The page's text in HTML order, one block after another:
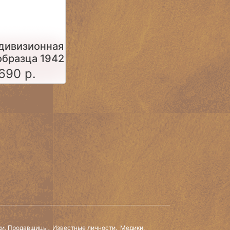
1942
года р.
Продавщицы, Известные личности, Медики,